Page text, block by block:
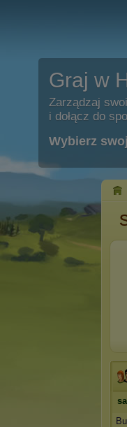
Graj w
Zarządzaj
i dołącz do
Wybierz